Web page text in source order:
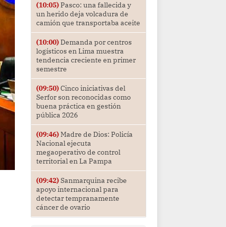
(10:05)Pasco: una fallecida y
un herido deja volcadura de
camión que transportaba aceite
(10:00)Demanda por centros
logísticos en Lima muestra
tendencia creciente en primer
semestre
(09:50)Cinco iniciativas del
Serfor son reconocidas como
buena práctica en gestión
pública 2026
(09:46)Madre de Dios: Policía
Nacional ejecuta
megaoperativo de control
territorial en La Pampa
(09:42)Sanmarquina recibe
apoyo internacional para
detectar tempranamente
cáncer de ovario